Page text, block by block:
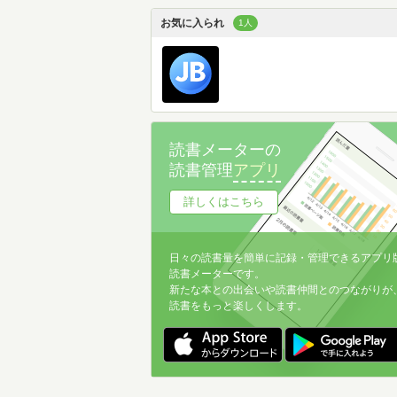
お気に入られ 1人
読書メーターの
読書管理アプリ
詳しくはこちら
日々の読書量を簡単に記録・管理できるアプリ
読書メーターです。
新たな本との出会いや読書仲間とのつながりが
読書をもっと楽しくします。